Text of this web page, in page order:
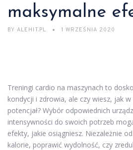
maksymalne
BY ALEHIT.PL 1 WRZEŚNIA 2020
Treningi cardio na maszynach to
kondycji i zdrowia, ale czy wiesz, jak w
potencjał? Wybór odpowiednich
intensywności do swoich potrzeb
efekty, jakie osiągniesz. Niezależnie
kalorie, poprawić wydolność, czy